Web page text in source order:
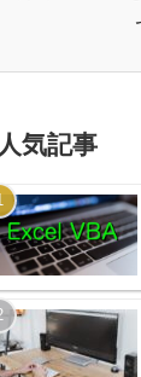
人気記事